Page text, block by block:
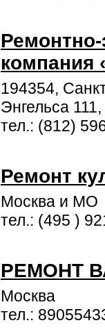
Ремонтно-
компания
194354,
Энгельса 111,
тел.: (812)
Ремонт
Москва и МО
тел.: (495 )
РЕМОНТ
Москва
тел.: